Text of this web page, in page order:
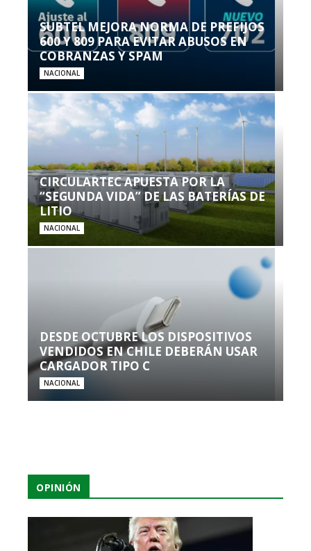
SUBTEL MEJORA NORMA DE PREFIJOS
600 Y 809 PARA EVITAR ABUSOS EN
COBRANZAS Y SPAM
NACIONAL
CIRCULARTEC APUESTA POR LA
“SEGUNDA VIDA” DE LAS BATERÍAS DE
LITIO
NACIONAL
DESDE OCTUBRE LOS DISPOSITIVOS
VENDIDOS EN CHILE DEBERÁN USAR
CARGADOR TIPO C
NACIONAL
OPINIÓN